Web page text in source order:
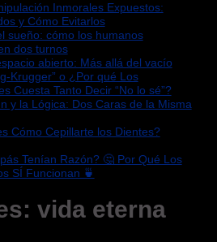
Inmorales Expuestos:
y Cómo Evitarlos
sueño: cómo los humanos
dos turnos
abierto: Más allá del vacío
Krugger” o ¿Por qué Los
Cuesta Tanto Decir “No lo sé”?
y la Lógica: Dos Caras de la Misma
Cómo Cepillarte los Dientes?
Tenían Razón? 🤔 Por Qué Los
SÍ Funcionan 🍵
vida eterna